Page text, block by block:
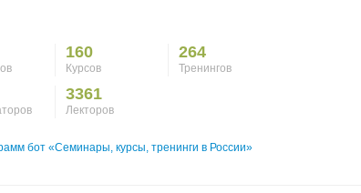
160
Курсов
264
Тренингов
3361
Лекторов
бот «Семинары, курсы, тренинги в России»